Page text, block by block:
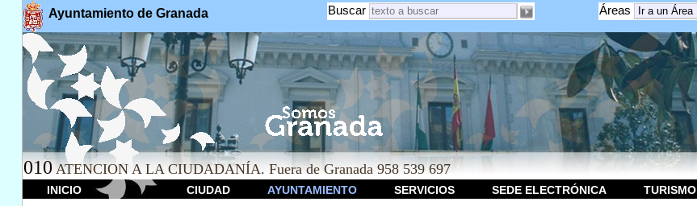
Ayuntamiento de Granada Áreas
Buscar
010 ATENCION A LA CIUDADANÍA. Fuera de Granada 958 539 697
INICIO CIUDAD AYUNTAMIENTO SERVICIOS SEDE ELECTRÓNICA TURISMO